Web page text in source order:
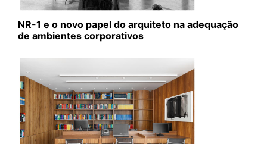
NR-1 e o novo papel do arquiteto na adequação
de ambientes corporativos